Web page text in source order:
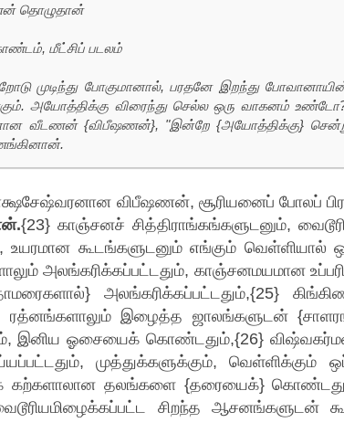
தொழுதான்
மீட்சிப் படலம்
முடிந்து போகுமானால், பரதனே இறந்து
அயோத்திக்கு விரைந்து செல்ல ஒரு வாகனம்
வீடணன் {விபீஷணன்}, "இன்றே {அயோத்திக்கு}
விபீஷணன், சூரியனைப் போலப்
{23} காஞ்சனச் சித்திராங்கங்களுடனும்,
உயரமான கூடங்களுடனும் எங்கும் வெள்ளியால்
அலங்கரிக்கப்பட்டதும், காஞ்சனமயமான
அலங்கரிக்கப்பட்டதும்,{25}
ரத்னங்களாலும் இழைத்த ஜாலங்களுடன்
இனிய ஓசையைக் கொண்டதும்,{26}
முத்துக்களுக்கும், வெள்ளிக்கும்
கற்களாலான தலங்களை {தரையைக்}
சிறந்த ஆசனங்களுடன்